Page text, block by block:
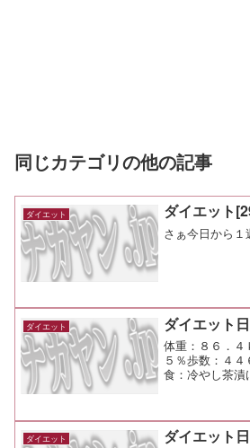
同じカテゴリの他の記事
ダイエット ダイエット
さぁ今日から１
ダイエット ダイエット
体重：８６．４
５％歩数：４
食：冷やし茶漬
が届いた。
なきゃな。
ダイエット ダイエット